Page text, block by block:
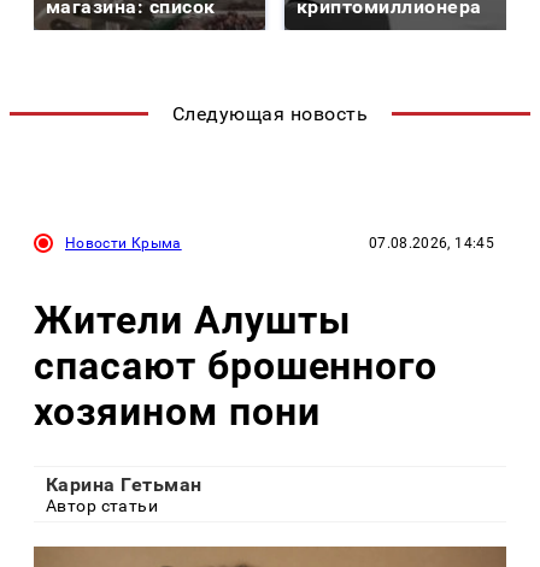
магазина: список
криптомиллионера
Следующая новость
Новости Крыма 07.08.2026, 14:45
Жители Алушты
спасают брошенного
хозяином пони
Карина Гетьман
Автор статьи